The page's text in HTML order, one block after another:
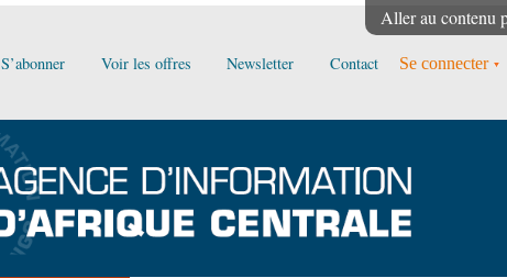
Aller au contenu
S’abonner Voir les offres Newsletter Contact Se connecter